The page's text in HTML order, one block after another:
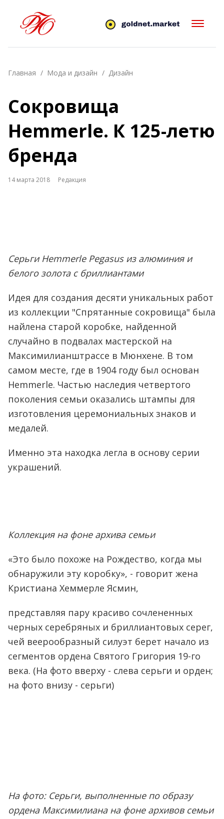
Главная Мода и дизайн Дизайн
Сокровища
Hemmerle. К 125-летю
бренда
14 марта 2018 Редакция
Серьги Hemmerle Pegasus из алюминия и
белого золота с бриллиантами
Идея для создания десяти уникальных работ
из коллекции "Спрятанные сокровища" была
найлена старой коробке, найденной
случайно в подвалах мастерской на
Максимилианштрассе в Мюнхене. В том
самом месте, где в 1904 году был основан
Hemmerle. Частью наследия четвертого
поколения семьи оказались штампы для
изготовления церемониальных знаков и
медалей.
Именно эта находка легла в основу серии
украшений.
Коллекция на фоне архива семьи
«Это было похоже на Рождество, когда мы
обнаружили эту коробку», - говорит жена
Кристиана Хеммерле Ясмин,
представляя пару красиво сочлененных
черных серебряных и бриллиантовых серег,
чей веерообразный силуэт берет начало из
сегментов ордена Святого Григория 19-го
века. (На фото вверху - слева серьги и орден;
на фото внизу - серьги)
На фото: Серьги, выполненные по образу
ордена Максимилиана на фоне архивов семьи